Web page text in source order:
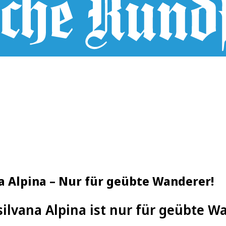
Alpina – Nur für geübte Wanderer!
Alpina ist nur für geübte